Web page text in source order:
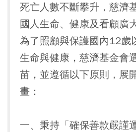
死亡人數不斷攀升，慈濟
國人生命、健康及看顧廣
為了照顧與保護國內12歲
生命與健康，慈濟基金會
苗，並遵循以下原則，展
畫：
一、秉持「確保善款嚴謹